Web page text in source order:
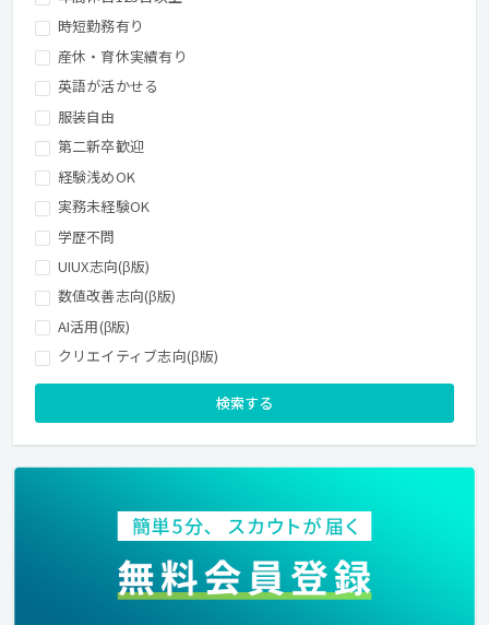
時短勤務有り
産休・育休実績有り
英語が活かせる
服装自由
第二新卒歓迎
経験浅めOK
実務未経験OK
学歴不問
UIUX志向(β版)
数値改善志向(β版)
AI活用(β版)
クリエイティブ志向(β版)
検索する